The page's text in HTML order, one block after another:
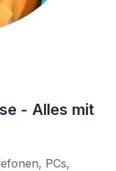
- Alles mit
PCs,